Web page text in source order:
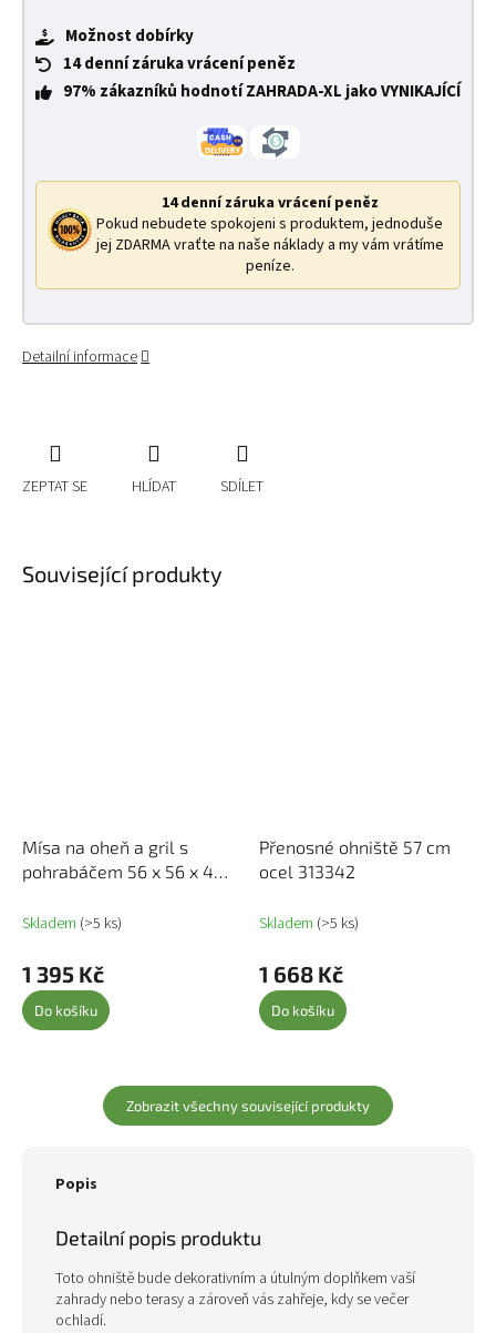
Možnost dobírky
14 denní záruka vrácení peněz
97% zákazníků hodnotí ZAHRADA-XL jako VYNIKAJÍCÍ
14 denní záruka vrácení peněz
Pokud nebudete spokojeni s produktem, jednoduše
jej ZDARMA vraťte na naše náklady a my vám vrátíme
peníze.
Detailní informace
ZEPTAT SE HLÍDAT SDÍLET
Související produkty
Mísa na oheň a gril s
pohrabáčem 56 x 56 x 49
Skladem (>5 ks)
1 395 Kč
Do košíku
Přenosné ohniště 57 cm
ocel 313342
Skladem (>5 ks)
1 668 Kč
Do košíku
Zobrazit všechny související produkty
Popis
Detailní popis produktu
Toto ohniště bude dekorativním a útulným doplňkem vaší
zahrady nebo terasy a zároveň vás zahřeje, kdy se večer
ochladí.